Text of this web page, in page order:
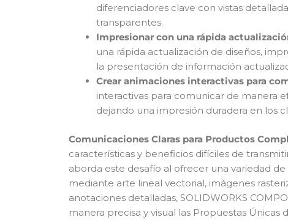
diferenciadores clave con vistas
transparentes.
Impresionar con una rápida
una rápida actualización de diseños,
la presentación de información
Crear animaciones interactivas para
interactivas para comunicar de manera
dejando una impresión duradera en los
Comunicaciones Claras para Productos
características y beneficios difíciles de
aborda este desafío al ofrecer una variedad
mediante arte lineal vectorial, imágenes
anotaciones detalladas, SOLIDWORKS
manera precisa y visual las Propuestas Únicas